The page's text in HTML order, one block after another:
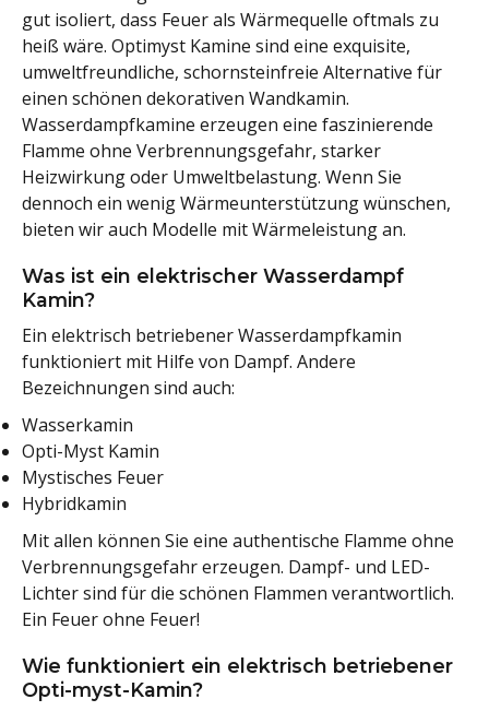
gut isoliert, dass Feuer als Wärmequelle oftmals zu
heiß wäre. Optimyst Kamine sind eine exquisite,
umweltfreundliche, schornsteinfreie Alternative für
einen schönen dekorativen Wandkamin.
Wasserdampfkamine erzeugen eine faszinierende
Flamme ohne Verbrennungsgefahr, starker
Heizwirkung oder Umweltbelastung. Wenn Sie
dennoch ein wenig Wärmeunterstützung wünschen,
bieten wir auch Modelle mit Wärmeleistung an.
Was ist ein elektrischer Wasserdampf
Kamin?
Ein elektrisch betriebener Wasserdampfkamin
funktioniert mit Hilfe von Dampf. Andere
Bezeichnungen sind auch:
Wasserkamin
Opti-Myst Kamin
Mystisches Feuer
Hybridkamin
Mit allen können Sie eine authentische Flamme ohne
Verbrennungsgefahr erzeugen. Dampf- und LED-
Lichter sind für die schönen Flammen verantwortlich.
Ein Feuer ohne Feuer!
Wie funktioniert ein elektrisch betriebener
Opti-myst-Kamin?